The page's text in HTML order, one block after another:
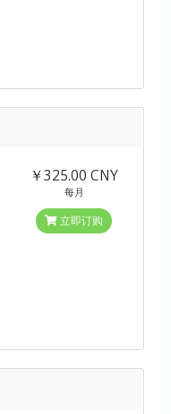
￥325.00 CNY
每月
立即订购